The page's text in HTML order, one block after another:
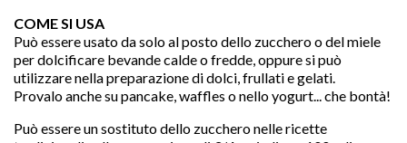
favorite
COME SI USA
Può essere usato da solo al posto dello zucchero o del miele
per dolcificare bevande calde o fredde, oppure si può
utilizzare nella preparazione di dolci, frullati e gelati.
Provalo anche su pancake, waffles o nello yogurt... che bontà!
Può essere un sostituto dello zucchero nelle ricette